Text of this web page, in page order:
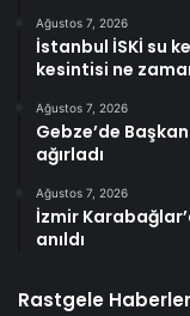
Ağustos 7, 2026
İstanbul İSKİ su
kesintisi ne
Ağustos 7, 2026
Gebze’de
ağırladı
Ağustos 7, 2026
İzmir
anıldı
Rastgele Haberler